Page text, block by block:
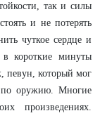
так и силы
и не потерять
чуткое сердце и
короткие минуты
певун, который мог
по оружию. Многие
произведениях.